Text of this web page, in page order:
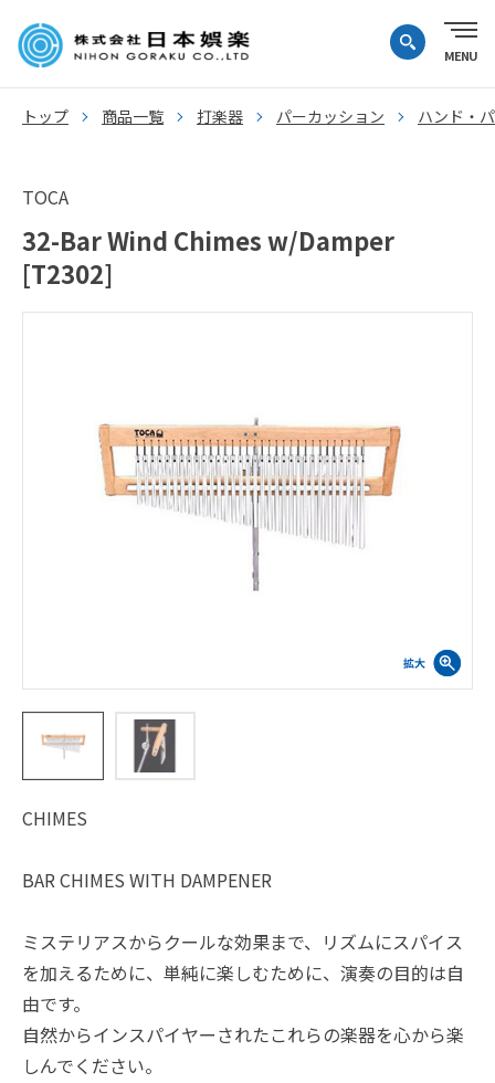
トップ 商品一覧 打楽器 パーカッション ハンド・
TOCA
32-Bar Wind Chimes w/Damper
[T2302]
CHIMES
BAR CHIMES WITH DAMPENER
ミステリアスからクールな効果まで、リズムにスパイス
を加えるために、単純に楽しむために、演奏の目的は自
由です。
自然からインスパイヤーされたこれらの楽器を心から楽
しんでください。